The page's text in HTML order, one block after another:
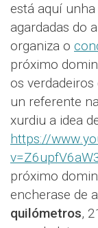
está aquí
agardadas do
organiza o
próximo
os
un referente
xurdiu a idea
https://
próximo
encherase de
quilómetros,